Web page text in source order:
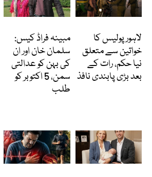
لاہور پولیس کا
خواتین سے متعلق
نیا حکم، رات کے
بعد بڑی پابندی نافذ
مبینہ فراڈ کیس:
سلمان خان اور ان
کی بہن کو عدالتی
سمن، 5 اکتوبر کو
طلب